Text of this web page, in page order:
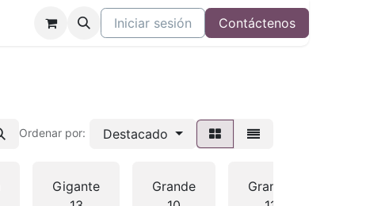
Iniciar sesión Contáctenos
Ordenar por: Destacado
Gigante
Grande
Grande